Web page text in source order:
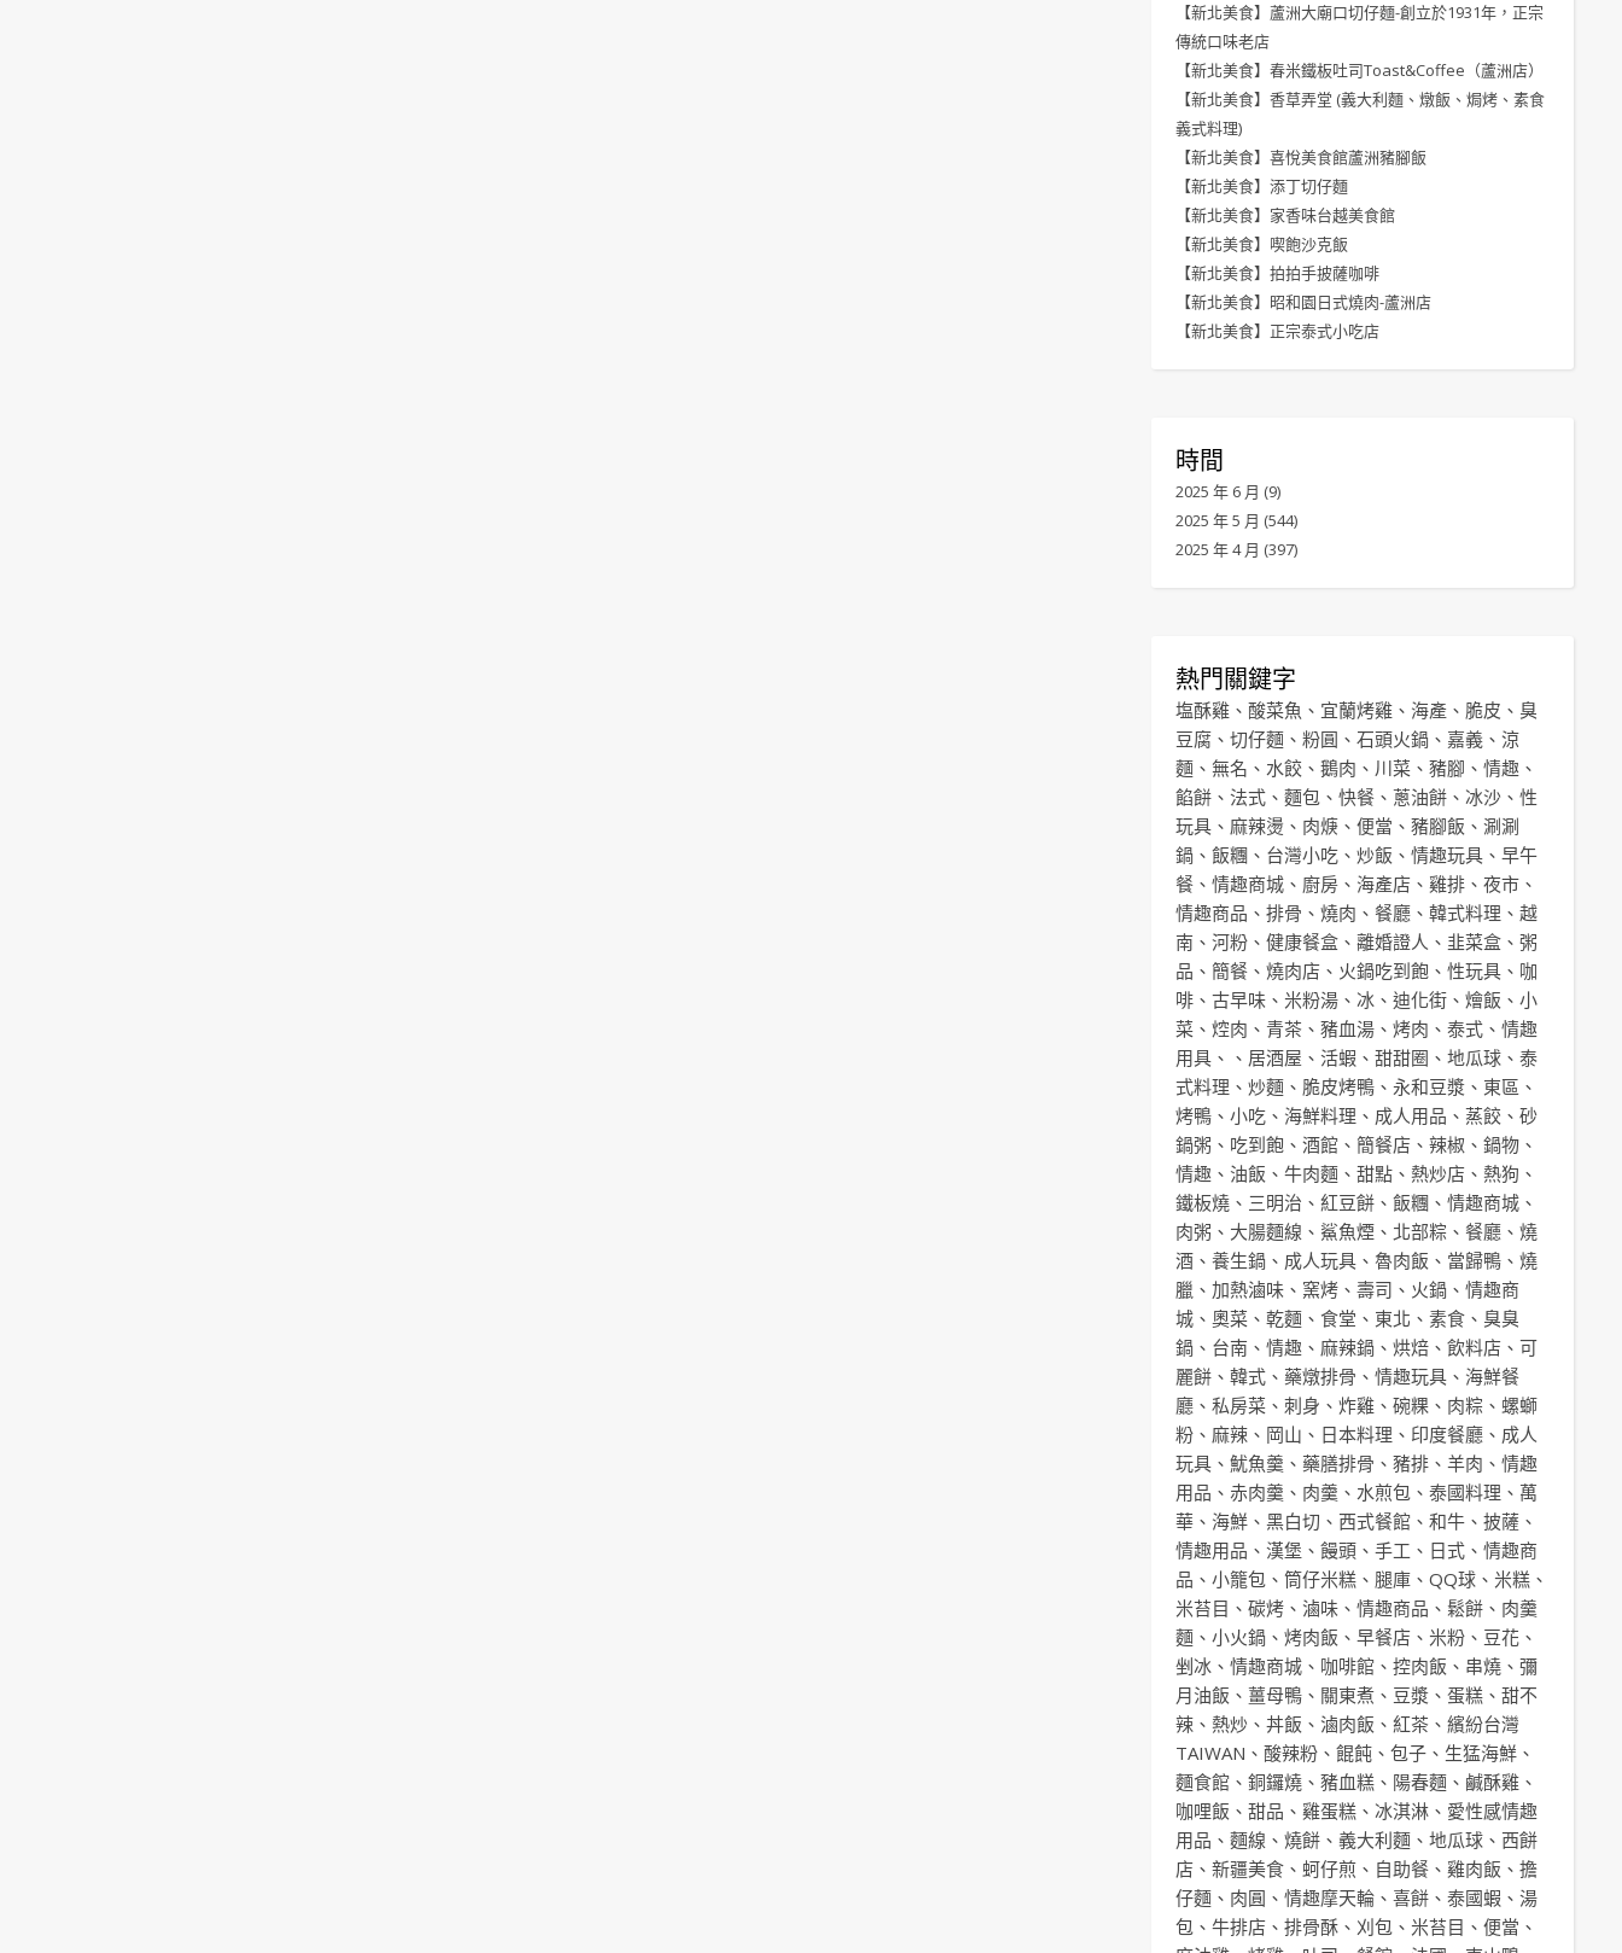
【新北美食】蘆洲大廟口切仔麵-創立於1931年，正宗
傳統口味老店
【新北美食】春米鐵板吐司Toast&Coffee（蘆洲店）
【新北美食】香草弄堂 (義大利麵、燉飯、焗烤、素食
義式料理)
【新北美食】喜悅美食館蘆洲豬腳飯
【新北美食】添丁切仔麵
【新北美食】家香味台越美食館
【新北美食】喫飽沙克飯
【新北美食】拍拍手披薩咖啡
【新北美食】昭和園日式燒肉-蘆洲店
【新北美食】正宗泰式小吃店
時間
2025 年 6 月 (9)
2025 年 5 月 (544)
2025 年 4 月 (397)
熱門關鍵字
塩酥雞 、 酸菜魚 、 宜蘭烤雞 、 海產 、 脆皮 、 臭
豆腐 、 切仔麵 、 粉圓 、 石頭火鍋 、 嘉義 、 涼
麵 、 無名 、 水餃 、 鵝肉 、 川菜 、 豬腳 、 情趣 、
餡餅 、 法式 、 麵包 、 快餐 、 蔥油餅 、 冰沙 、 性
玩具 、 麻辣燙 、 肉焿 、 便當 、 豬腳飯 、 涮涮
鍋 、 飯糰 、 台灣小吃 、 炒飯 、 情趣玩具 、 早午
餐 、 情趣商城 、 廚房 、 海產店 、 雞排 、 夜市 、
情趣商品 、 排骨 、 燒肉 、 餐廳 、 韓式料理 、 越
南 、 河粉 、 健康餐盒 、 離婚證人 、 韭菜盒 、 粥
品 、 簡餐 、 燒肉店 、 火鍋吃到飽 、 性玩具 、 咖
啡 、 古早味 、 米粉湯 、 冰 、 迪化街 、 燴飯 、 小
菜 、 焢肉 、 青茶 、 豬血湯 、 烤肉 、 泰式 、 情趣
用具 、、 居酒屋 、 活蝦 、 甜甜圈 、 地瓜球 、 泰
式料理 、 炒麵 、 脆皮烤鴨 、 永和豆漿 、 東區 、
烤鴨 、 小吃 、 海鮮料理 、 成人用品 、 蒸餃 、 砂
鍋粥 、 吃到飽 、 酒館 、 簡餐店 、 辣椒 、 鍋物 、
情趣 、 油飯 、 牛肉麵 、 甜點 、 熱炒店 、 熱狗 、
鐵板燒 、 三明治 、 紅豆餅 、 飯糰 、 情趣商城 、
肉粥 、 大腸麵線 、 鯊魚煙 、 北部粽 、 餐廳 、 燒
酒 、 養生鍋 、 成人玩具 、 魯肉飯 、 當歸鴨 、 燒
臘 、 加熱滷味 、 窯烤 、 壽司 、 火鍋 、 情趣商
城 、 奧菜 、 乾麵 、 食堂 、 東北 、 素食 、 臭臭
鍋 、 台南 、 情趣 、 麻辣鍋 、 烘焙 、 飲料店 、 可
麗餅 、 韓式 、 藥燉排骨 、 情趣玩具 、 海鮮餐
廳 、 私房菜 、 刺身 、 炸雞 、 碗粿 、 肉粽 、 螺螄
粉 、 麻辣 、 岡山 、 日本料理 、 印度餐廳 、 成人
玩具 、 魷魚羹 、 藥膳排骨 、 豬排 、 羊肉 、 情趣
用品 、 赤肉羹 、 肉羹 、 水煎包 、 泰國料理 、 萬
華 、 海鮮 、 黑白切 、 西式餐館 、 和牛 、 披薩 、
情趣用品 、 漢堡 、 饅頭 、 手工 、 日式 、 情趣商
品 、 小籠包 、 筒仔米糕 、 腿庫 、 QQ球 、 米糕 、
米苔目 、 碳烤 、 滷味 、 情趣商品 、 鬆餅 、 肉羹
麵 、 小火鍋 、 烤肉飯 、 早餐店 、 米粉 、 豆花 、
剉冰 、 情趣商城 、 咖啡館 、 控肉飯 、 串燒 、 彌
月油飯 、 薑母鴨 、 關東煮 、 豆漿 、 蛋糕 、 甜不
辣 、 熱炒 、 丼飯 、 滷肉飯 、 紅茶 、 繽紛台灣
TAIWAN 、 酸辣粉 、 餛飩 、 包子 、 生猛海鮮 、
麵食館 、 銅鑼燒 、 豬血糕 、 陽春麵 、 鹹酥雞 、
咖哩飯 、 甜品 、 雞蛋糕 、 冰淇淋 、 愛性感情趣
用品 、 麵線 、 燒餅 、 義大利麵 、 地瓜球 、 西餅
店 、 新疆美食 、 蚵仔煎 、 自助餐 、 雞肉飯 、 擔
仔麵 、 肉圓 、 情趣摩天輪 、 喜餅 、 泰國蝦 、 湯
包 、 牛排店 、 排骨酥 、 刈包 、 米苔目 、 便當 、